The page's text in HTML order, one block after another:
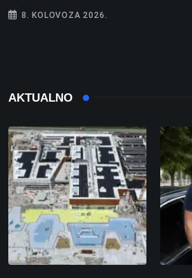
8. KOLOVOZA 2026.
AKTUALNO